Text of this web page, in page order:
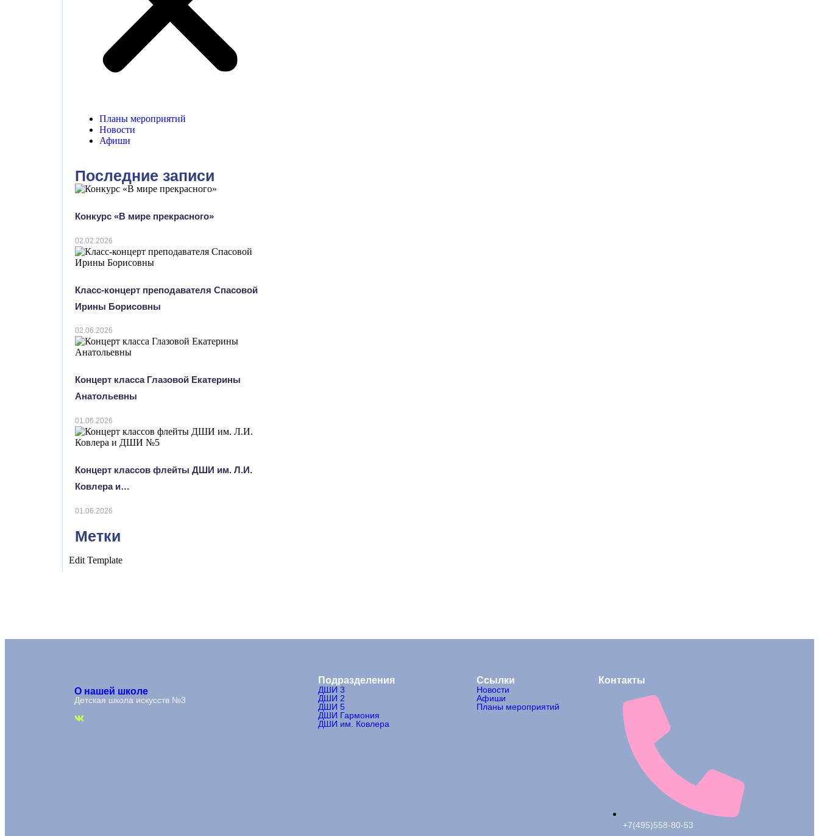
Планы мероприятий
Новости
Афиши
Последние записи
Конкурс «В мире прекрасного»
02.02.2026
Класс-концерт преподавателя Спасовой
Ирины Борисовны
02.06.2026
Концерт класса Глазовой Екатерины
Анатольевны
01.06.2026
Концерт классов флейты ДШИ им. Л.И.
Ковлера и…
01.06.2026
Метки
Edit Template
О нашей школе
Детская школа искусств №3
Подразделения
ДШИ 3
ДШИ 2
ДШИ 5
ДШИ Гармония
ДШИ им. Ковлера
Ссылки
Новости
Афиши
Планы мероприятий
Контакты
+7(495)558-80-53